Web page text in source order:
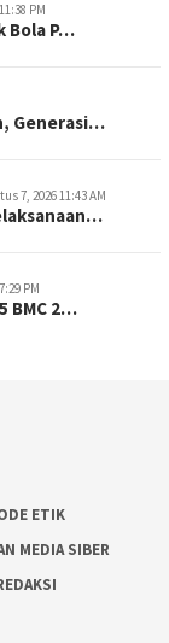
PM
Bola P…
Generasi…
7, 2026 11:43 AM
PM
BMC 2…
ETIK
MEDIA SIBER